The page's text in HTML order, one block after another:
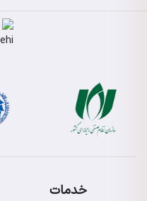
خدمات